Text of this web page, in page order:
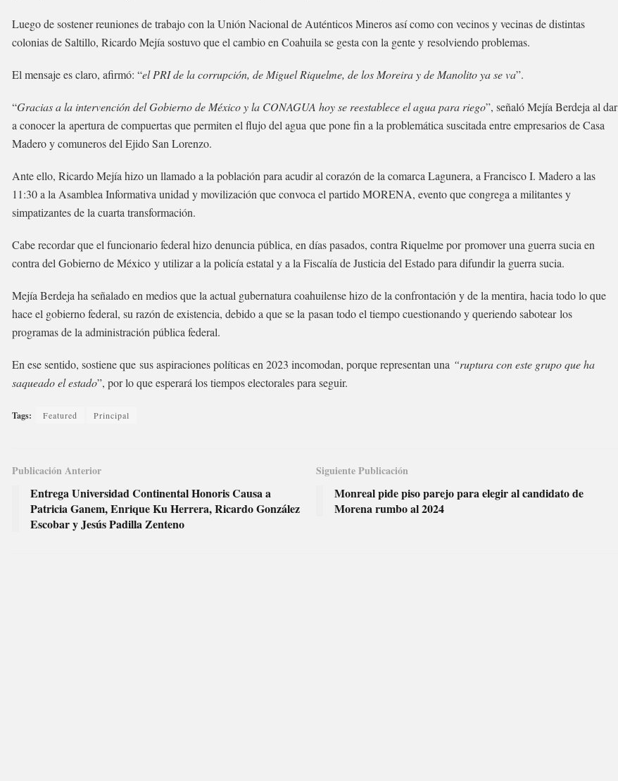
Luego de sostener reuniones de trabajo con la Unión Nacional de Auténticos Mineros así como con vecinos y vecinas de distintas
colonias de Saltillo, Ricardo Mejía sostuvo que el cambio en Coahuila se gesta con la gente y resolviendo problemas.
El mensaje es claro, afirmó: “el PRI de la corrupción, de Miguel Riquelme, de los Moreira y de Manolito ya se va”.
“Gracias a la intervención del Gobierno de México y la CONAGUA hoy se reestablece el agua para riego”, señaló Mejía Berdeja al dar
a conocer la apertura de compuertas que permiten el flujo del agua que pone fin a la problemática suscitada entre empresarios de Casa
Madero y comuneros del Ejido San Lorenzo.
Ante ello, Ricardo Mejía hizo un llamado a la población para acudir al corazón de la comarca Lagunera, a Francisco I. Madero a las
11:30 a la Asamblea Informativa unidad y movilización que convoca el partido MORENA, evento que congrega a militantes y
simpatizantes de la cuarta transformación.
Cabe recordar que el funcionario federal hizo denuncia pública, en días pasados, contra Riquelme por promover una guerra sucia en
contra del Gobierno de México y utilizar a la policía estatal y a la Fiscalía de Justicia del Estado para difundir la guerra sucia.
Mejía Berdeja ha señalado en medios que la actual gubernatura coahuilense hizo de la confrontación y de la mentira, hacia todo lo que
hace el gobierno federal, su razón de existencia, debido a que se la pasan todo el tiempo cuestionando y queriendo sabotear los
programas de la administración pública federal.
En ese sentido, sostiene que sus aspiraciones políticas en 2023 incomodan, porque representan una “ruptura con este grupo que ha
saqueado el estado”, por lo que esperará los tiempos electorales para seguir.
Tags: Featured Principal
Publicación Anterior
Entrega Universidad Continental Honoris Causa a
Patricia Ganem, Enrique Ku Herrera, Ricardo González
Escobar y Jesús Padilla Zenteno
Siguiente Publicación
Monreal pide piso parejo para elegir al candidato de
Morena rumbo al 2024